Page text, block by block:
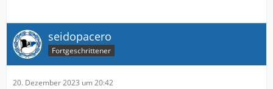
seidopacero
Fortgeschrittener
20. Dezember 2023 um 20:42